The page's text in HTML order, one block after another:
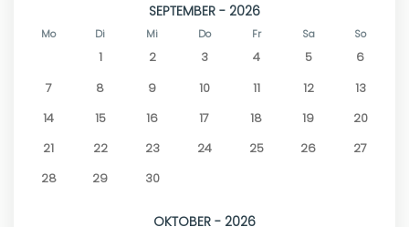
SEPTEMBER - 2026
Mo Di Mi Do Fr Sa So
1 2 3 4 5
6
7
8 9 10 11 12
13
14
15 16 17 18 19
20
21
22 23 24 25 26
27
28
29 30
OKTOBER - 2026